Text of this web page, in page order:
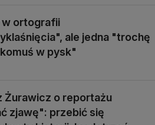
w ortografii
ale jedna "trochę
w pysk"
Żurawicz o reportażu
zjawę": przebić się